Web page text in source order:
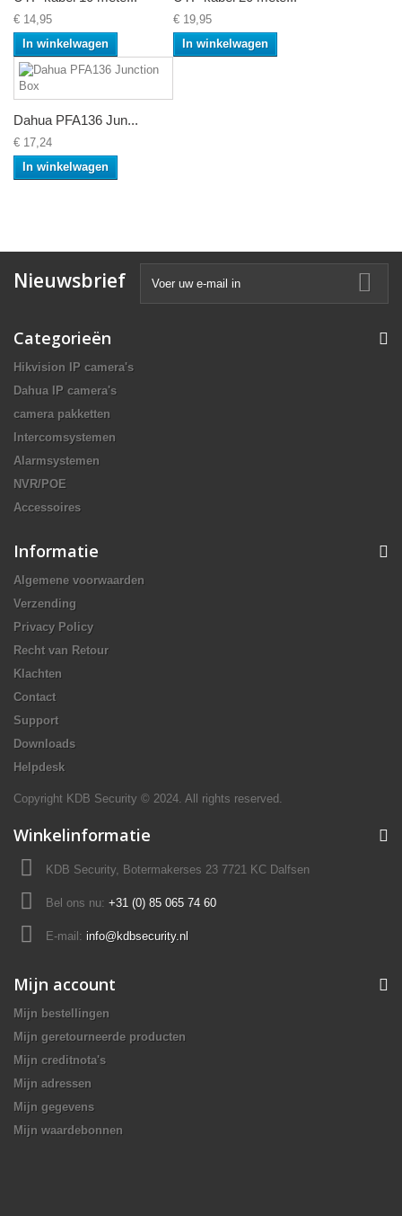
€ 14,95
In winkelwagen
€ 19,95
In winkelwagen
Dahua PFA136 Jun...
€ 17,24
In winkelwagen
Nieuwsbrief
Categorieën
Hikvision IP camera's
Dahua IP camera's
camera pakketten
Intercomsystemen
Alarmsystemen
NVR/POE
Accessoires
Informatie
Algemene voorwaarden
Verzending
Privacy Policy
Recht van Retour
Klachten
Contact
Support
Downloads
Helpdesk
Copyright KDB Security © 2024. All rights reserved.
Winkelinformatie
KDB Security, Botermakerses 23 7721 KC Dalfsen
Bel ons nu: +31 (0) 85 065 74 60
E-mail: info@kdbsecurity.nl
Mijn account
Mijn bestellingen
Mijn geretourneerde producten
Mijn creditnota's
Mijn adressen
Mijn gegevens
Mijn waardebonnen